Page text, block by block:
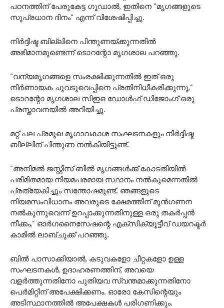
പഠനത്തിന് പേരുകേട്ട ഗൂഡാൽ, ഇതിനെ “മൃഗങ്ങളുടെ
സുപ്രധാന ദിനം” എന്ന് വിശേഷിപ്പിച്ചു.
നിർദ്ദിഷ്ട ബില്ലിനെ പിന്തുണയ്ക്കുന്നതിൽ
അഭിമാനമുണ്ടെന്ന് ടൊറന്റോ മൃഗശാല പറഞ്ഞു.
“വന്യമൃഗങ്ങളെ സംരക്ഷിക്കുന്നതിൽ ഇത് ഒരു
നിർണായക ചുവടുവെപ്പിനെ പ്രതിനിധീകരിക്കുന്നു,”
ടൊറന്റോ മൃഗശാല സിഇഒ ഡോൾഫ് ഡിജോംഗ് ഒരു
പ്രസ്താവനയിൽ അറിയിച്ചു.
മറ്റ് പല പ്രമുഖ മൃഗാവകാശ സംഘടനകളും നിർദ്ദിഷ്ട
ബില്ലിന് പിന്തുണ നൽകിയിട്ടുണ്ട്.
“അനിമൽ ജസ്റ്റിസ് ബിൽ മൃഗങ്ങൾക്ക് കോടതിയിൽ
പരിമിതമായ നിയമപരമായ സ്ഥാനം നൽകുമെന്നതിൽ
പ്രത്യേകിച്ചും സന്തോഷമുണ്ട്. ഞങ്ങളുടെ
നിയമസംവിധാനം അവരുടെ ക്ഷേമത്തിന് മുൻഗണന
നൽകുന്നുവെന്ന് ഉറപ്പാക്കുന്നതിനുള്ള ഒരു തകർപ്പൻ
നീക്കം,” ഓർഗനൈസേഷന്റെ എക്സിക്യൂട്ടീവ് ഡയറക്ടർ
കാമിൽ ലാബ്ചുക്ക് പറഞ്ഞു.
ബിൽ പാസാക്കിയാൽ, കടുവകളോ ചീറ്റകളോ ഉള്ള
സംഘടനകൾ, ഉദാഹരണത്തിന്, അവയെ
വളർത്തുന്നതിനോ പുതിയവ സ്വന്തമാക്കുന്നതിനോ
പെർമിറ്റിന് അപേക്ഷിക്കണം. ഓരോ കേസിന്റെയും
അടിസ്ഥാനത്തിൽ അപേക്ഷകൾ പരിഗണിക്കും.